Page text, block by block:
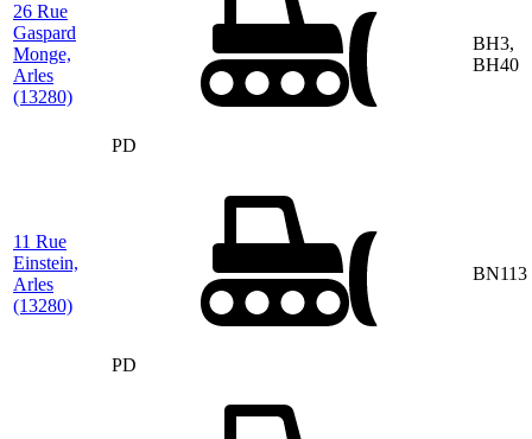
26 Rue
Gaspard
Monge,
Arles
(13280)
PD
BH3,
BH40
11 Rue
Einstein,
Arles
(13280)
PD
BN113